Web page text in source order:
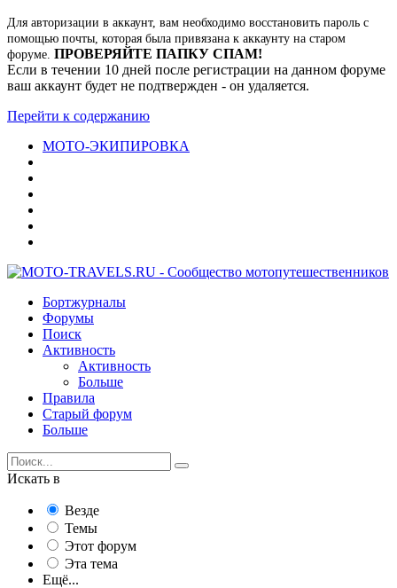
Для авторизации в аккаунт, вам необходимо восстановить пароль с
помощью почты, которая была привязана к аккаунту на старом
форуме. ПРОВЕРЯЙТЕ ПАПКУ СПАМ!
Если в течении 10 дней после регистрации на данном форуме
ваш аккаунт будет не подтвержден - он удаляется.
Перейти к содержанию
МОТО-ЭКИПИРОВКА
Бортжурналы
Форумы
Поиск
Активность
Активность
Больше
Правила
Старый форум
Больше
Искать в
Везде
Темы
Этот форум
Эта тема
Ещё...